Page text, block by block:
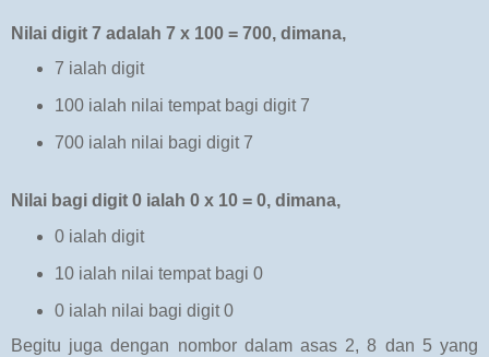
Nilai digit 7 adalah 7 x 100 = 700, dimana,
7 ialah digit
100 ialah nilai tempat bagi digit 7
700 ialah nilai bagi digit 7
Nilai bagi digit 0 ialah 0 x 10 = 0, dimana,
0 ialah digit
10 ialah nilai tempat bagi 0
0 ialah nilai bagi digit 0
Begitu juga dengan nombor dalam asas 2, 8 dan 5 yang